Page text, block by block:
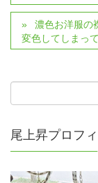
濃色お洋服の
変色してしまっ
尾上昇プロフ